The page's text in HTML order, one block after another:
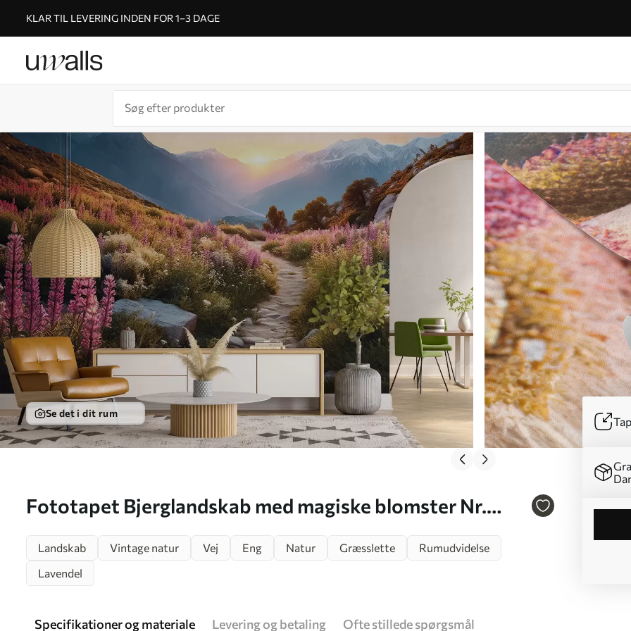
KLAR TIL LEVERING INDEN FOR 1–3 DAGE
Se det i dit rum
Fototapet Bjerglandskab med magiske blomster Nr.
Landskab Vintage natur Vej Eng Natur Græsslette
Rumudvidelse
Lavendel
Specifikationer og materiale Levering og betaling Ofte stillede spørgsmål